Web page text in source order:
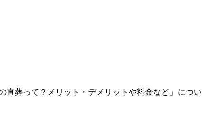
直葬って？メリット・デメリットや料金など」につい